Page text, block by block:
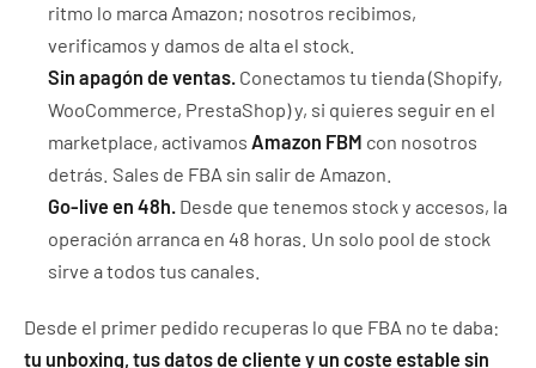
ritmo lo marca Amazon; nosotros recibimos,
verificamos y damos de alta el stock.
Sin apagón de ventas. Conectamos tu tienda (Shopify,
WooCommerce, PrestaShop) y, si quieres seguir en el
marketplace, activamos Amazon FBM con nosotros
detrás. Sales de FBA sin salir de Amazon.
Go-live en 48h. Desde que tenemos stock y accesos, la
operación arranca en 48 horas. Un solo pool de stock
sirve a todos tus canales.
Desde el primer pedido recuperas lo que FBA no te daba:
tu unboxing, tus datos de cliente y un coste estable sin